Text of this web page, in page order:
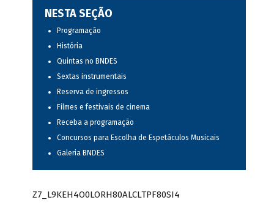
NESTA SEÇÃO
Programação
História
Quintas no BNDES
Sextas instrumentais
Reserva de ingressos
Filmes e festivais de cinema
Receba a programação
Concursos para Escolha de Espetáculos Musicais
Galeria BNDES
Z7_L9KEH4O0LORH80ALCLTPF80SI4